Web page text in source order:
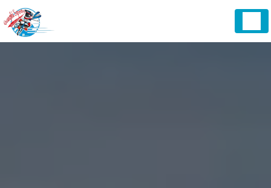
Panneau de gestion des cookies